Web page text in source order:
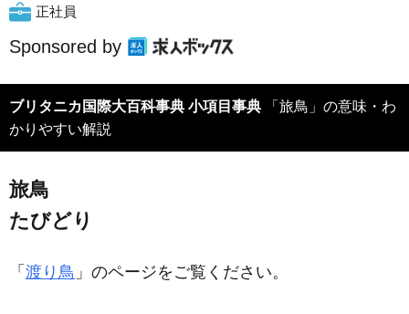
正社員
Sponsored by
ブリタニカ国際大百科事典 小項目事典 「旅鳥」の意味・わ
かりやすい解説
旅鳥
たびどり
「 渡り鳥 」のページをご覧ください。